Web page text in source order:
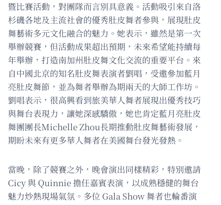
暨比賽活動，對團隊而言別具意義。活動吸引來自洛
杉磯各地及主流社會的優秀肚皮舞者參與，展現肚皮
舞藝術多元文化融合的魅力。她表示，雖然是第一次
舉辦競賽，但活動成果超出預期，未來希望能持續每
年舉辦，打造南加州肚皮舞文化交流的重要平台。來
自中國北京的知名肚皮舞表演者劉唱，受邀參加藍月
亮肚皮舞節，並為舞者舉辦為期兩天的大師工作坊。
劉唱表示，很高興看到旅美華人舞者展現出優秀技巧
與舞台表現力，讓她深感驕傲，她也肯定藍月亮肚皮
舞團團長Michelle Zhou長期推動肚皮舞藝術發展，
期盼未來有更多華人舞者在美國舞台發光發熱。
當晚，除了競賽之外，晚會演出同樣精彩，特別邀請
Cicy 與 Quinnie 擔任嘉賓表演，以成熟穩健的舞台
魅力炒熱現場氣氛。多位 Gala Show 舞者也輪番演